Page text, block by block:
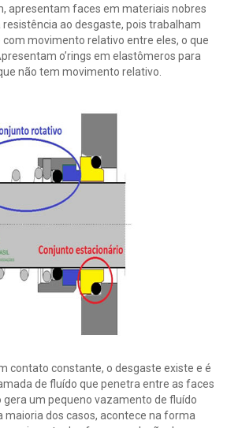
apresentam faces em materiais nobres
ao desgaste, pois trabalham
movimento relativo entre eles, o que
o’rings em elastômeros para
não tem movimento relativo.
contato constante, o desgaste existe e é
de fluído que penetra entre as faces
gera um pequeno vazamento de fluído
maioria dos casos, acontece na forma